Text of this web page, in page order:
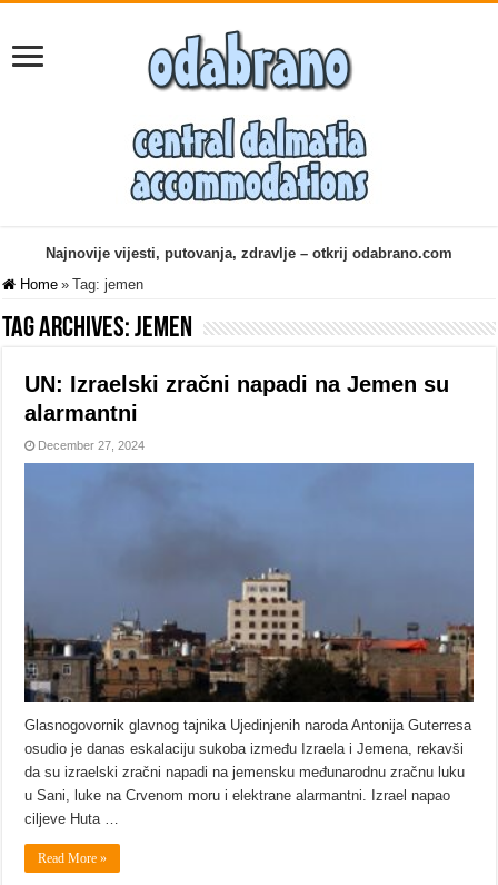
Najnovije vijesti, putovanja, zdravlje – otkrij odabrano.com
Home » Tag:jemen
Tag Archives:jemen
UN: Izraelski zračni napadi na Jemen su
alarmantni
December 27, 2024
Glasnogovornik glavnog tajnika Ujedinjenih naroda Antonija Guterresa
osudio je danas eskalaciju sukoba između Izraela i Jemena, rekavši
da su izraelski zračni napadi na jemensku međunarodnu zračnu luku
u Sani, luke na Crvenom moru i elektrane alarmantni. Izrael napao
ciljeve Huta …
Read More »